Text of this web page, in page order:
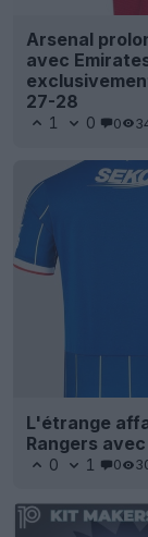
Arsenal
avec
27-28
1 0 0
L'étrange
Rangers
0 1 0